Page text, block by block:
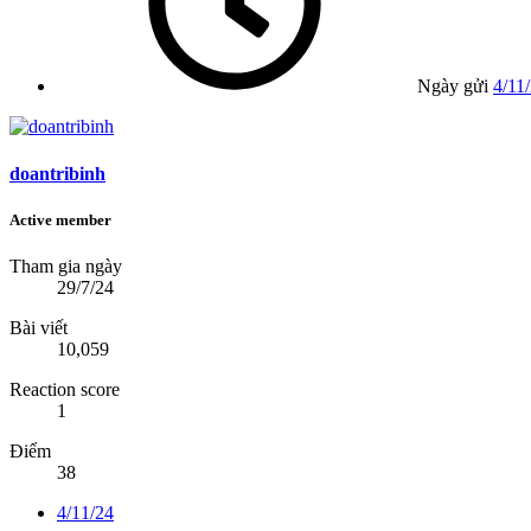
Ngày gửi 4/
doantribinh
Active member
Tham gia ngày
29/7/24
Bài viết
10,059
Reaction score
1
Điểm
38
4/11/24